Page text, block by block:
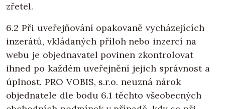
zřetel.
6.2 Při uveřejňování opakovaně vycházejících
inzerátů, vkládaných příloh nebo inzercí na
webu je objednavatel povinen zkontrolovat
ihned po každém uveřejnění jejich správnost a
úplnost. PRO VOBIS, s.r.o. neuzná nárok
objednatele dle bodu 6.1 těchto všeobecných